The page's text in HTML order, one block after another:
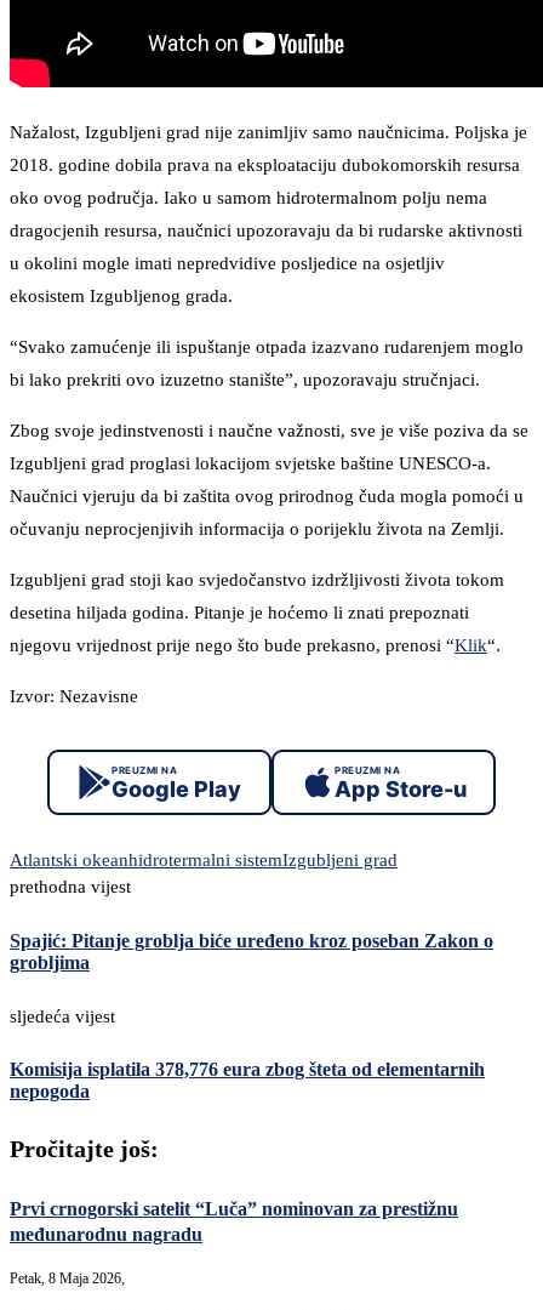
Nažalost, Izgubljeni grad nije zanimljiv samo naučnicima. Poljska je
2018. godine dobila prava na eksploataciju dubokomorskih resursa
oko ovog područja. Iako u samom hidrotermalnom polju nema
dragocjenih resursa, naučnici upozoravaju da bi rudarske aktivnosti
u okolini mogle imati nepredvidive posljedice na osjetljiv
ekosistem Izgubljenog grada.
“Svako zamućenje ili ispuštanje otpada izazvano rudarenjem moglo
bi lako prekriti ovo izuzetno stanište”, upozoravaju stručnjaci.
Zbog svoje jedinstvenosti i naučne važnosti, sve je više poziva da se
Izgubljeni grad proglasi lokacijom svjetske baštine UNESCO-a.
Naučnici vjeruju da bi zaštita ovog prirodnog čuda mogla pomoći u
očuvanju neprocjenjivih informacija o porijeklu života na Zemlji.
Izgubljeni grad stoji kao svjedočanstvo izdržljivosti života tokom
desetina hiljada godina. Pitanje je hoćemo li znati prepoznati
njegovu vrijednost prije nego što bude prekasno, prenosi “Klik“.
Izvor: Nezavisne
PREUZMI NA
Google Play
PREUZMI NA
App Store-u
Atlantski okeanhidrotermalni sistemIzgubljeni grad
prethodna vijest
Spajić: Pitanje groblja biće uređeno kroz poseban Zakon o
grobljima
sljedeća vijest
Komisija isplatila 378,776 eura zbog šteta od elementarnih
nepogoda
Pročitajte još:
Prvi crnogorski satelit “Luča” nominovan za prestižnu
međunarodnu nagradu
Petak, 8 Maja 2026,